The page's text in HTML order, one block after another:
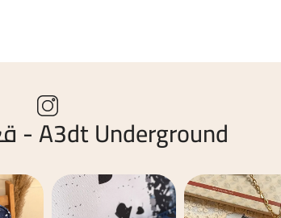
A3dt Underground - قعدة أندرجروند